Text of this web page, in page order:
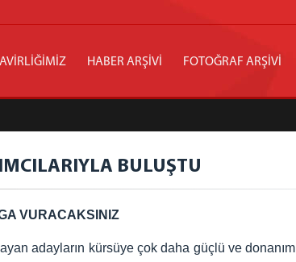
HABER ARŞİVİ FOTOĞRAF ARŞİVİ
BULUŞTU
VURACAKSINIZ
adayların kürsüye çok daha güçlü ve